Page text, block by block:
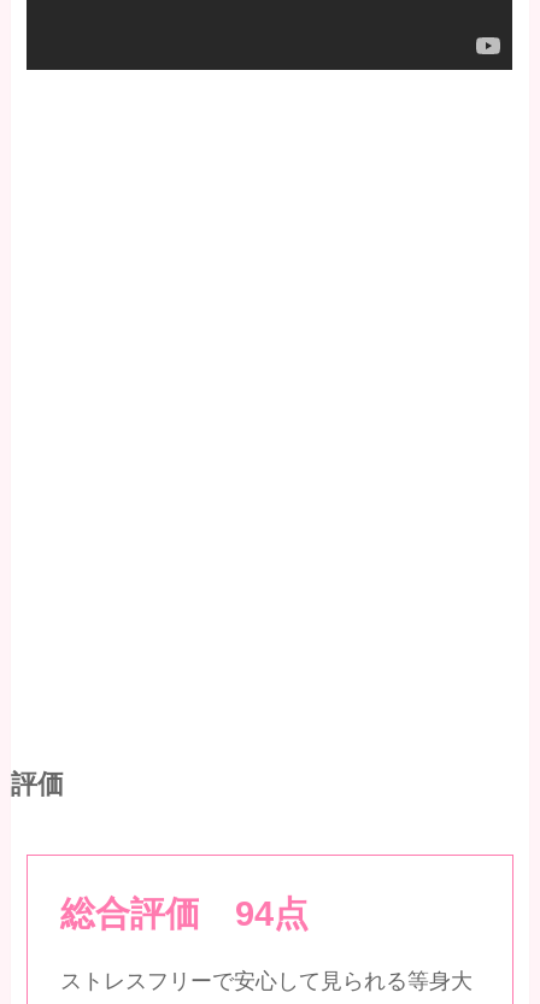
評価
総合評価 94点
ストレスフリーで安心して見られる等身大